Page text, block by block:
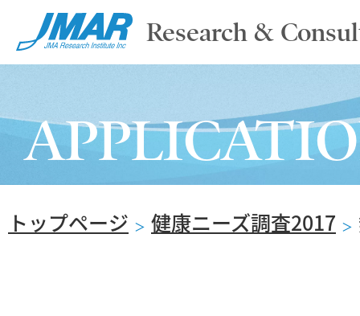
Research &
ABOUT
SERVICE
トップページ ＞ 健康ニーズ調査2017 ＞